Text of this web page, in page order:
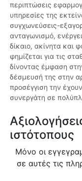
περιπτώσεις
υπηρεσίες της
συγχωνεύσεις-
ανταγωνισμό,
δίκαιο, ακίνητα και
φημίζεται για τις
δίνοντας έμφαση
δέσμευσή της στην
προσέγγιση την
συνεργάτη σε
ιστότοπους
Μόνο οι
σε αυτές τις